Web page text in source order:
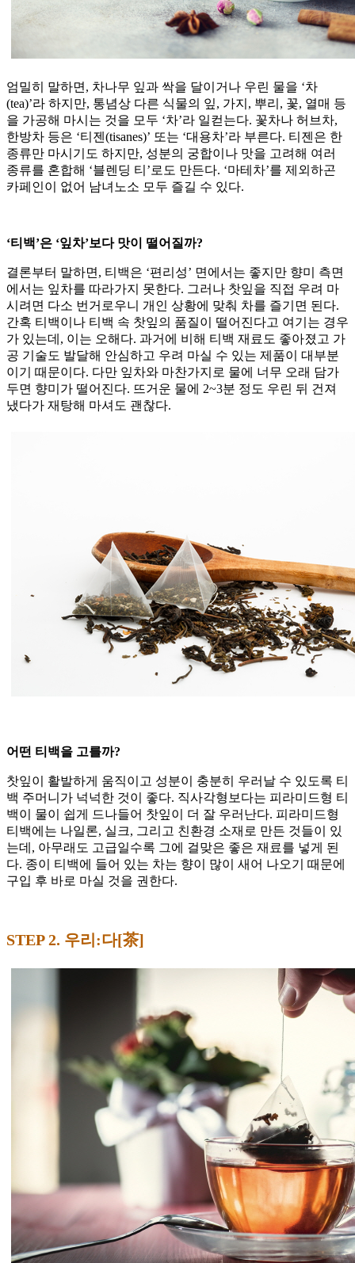
엄밀히 말하면, 차나무 잎과 싹을 달이거나 우린 물을 ‘차
(tea)’라 하지만, 통념상 다른 식물의 잎, 가지, 뿌리, 꽃, 열매 등
을 가공해 마시는 것을 모두 ‘차’라 일컫는다. 꽃차나 허브차,
한방차 등은 ‘티젠(tisanes)’ 또는 ‘대용차’라 부른다. 티젠은 한
종류만 마시기도 하지만, 성분의 궁합이나 맛을 고려해 여러
종류를 혼합해 ‘블렌딩 티’로도 만든다. ‘마테차’를 제외하곤
카페인이 없어 남녀노소 모두 즐길 수 있다.
‘티백’은 ‘잎차’보다 맛이 떨어질까?
결론부터 말하면, 티백은 ‘편리성’ 면에서는 좋지만 향미 측면
에서는 잎차를 따라가지 못한다. 그러나 찻잎을 직접 우려 마
시려면 다소 번거로우니 개인 상황에 맞춰 차를 즐기면 된다.
간혹 티백이나 티백 속 찻잎의 품질이 떨어진다고 여기는 경우
가 있는데, 이는 오해다. 과거에 비해 티백 재료도 좋아졌고 가
공 기술도 발달해 안심하고 우려 마실 수 있는 제품이 대부분
이기 때문이다. 다만 잎차와 마찬가지로 물에 너무 오래 담가
두면 향미가 떨어진다. 뜨거운 물에 2~3분 정도 우린 뒤 건져
냈다가 재탕해 마셔도 괜찮다.
어떤 티백을 고를까?
찻잎이 활발하게 움직이고 성분이 충분히 우러날 수 있도록 티
백 주머니가 넉넉한 것이 좋다. 직사각형보다는 피라미드형 티
백이 물이 쉽게 드나들어 찻잎이 더 잘 우러난다. 피라미드형
티백에는 나일론, 실크, 그리고 친환경 소재로 만든 것들이 있
는데, 아무래도 고급일수록 그에 걸맞은 좋은 재료를 넣게 된
다. 종이 티백에 들어 있는 차는 향이 많이 새어 나오기 때문에
구입 후 바로 마실 것을 권한다.
STEP 2. 우리:다[茶]